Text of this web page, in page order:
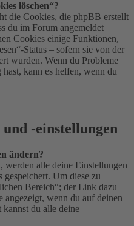
löschen“?
die Cookies, die phpBB erstellt
du im Forum angemeldet
Cookies einige Funktionen,
Status – sofern sie von der
wurden. Wenn du Probleme
kann es helfen, wenn du
-einstellungen
ändern?
werden alle deine Einstellungen
gespeichert. Um diese zu
Bereich“; der Link dazu
angezeigt, wenn du auf deinen
du alle deine